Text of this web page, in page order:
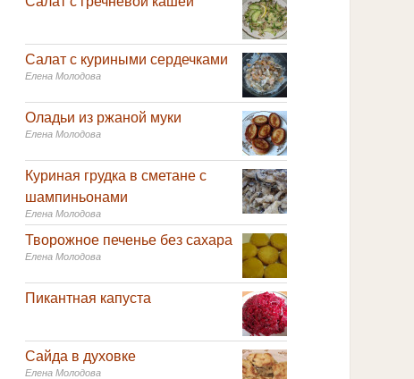
Салат с куриными сердечками
Елена Молодова
Оладьи из ржаной муки
Елена Молодова
Куриная грудка в сметане с
шампиньонами
Елена Молодова
Творожное печенье без сахара
Елена Молодова
Пикантная капуста
Сайда в духовке
Елена Молодова